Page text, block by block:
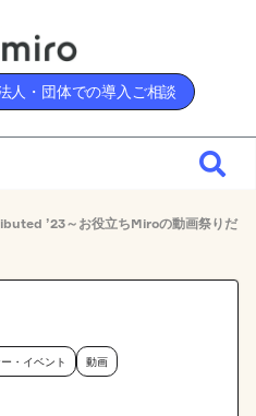
人・団体での導入ご相談
’23～お役立ちMiroの動画祭りだ
・イベント 動画